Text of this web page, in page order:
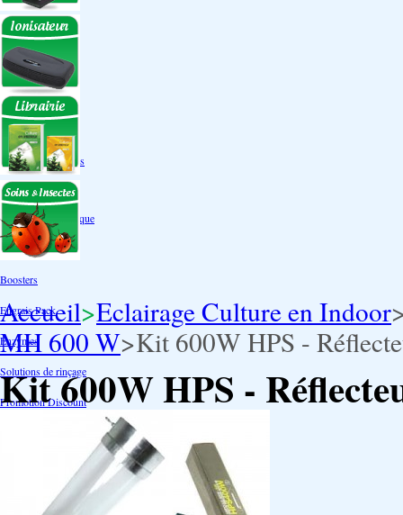
Box 60 cm
Box 80-90 cm
Box 120 cm
Autres tailles Box
Box double étages
Engrais par familles
Engrais terre
Engrais hydroponique
Engrais-Coco
Boosters
Engrais Pack
Enzymes
Solutions de rinçage
Promotion Discount
Engrais pour orchidées
Correcteurs PH
Accueil>Eclairage Culture en Indoor
MH 600 W>Kit 600W HPS -
Kit 600W HPS -